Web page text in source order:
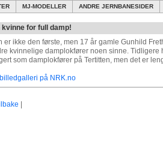
MJ-MODELLER ANDRE JERNBANESIDER
kvinne for full damp!
er ikke den første, men 17 år gamle Gunhild
kvinnelige damplokfører noen sinne. Tidligere
som damplokfører på Tertitten, men det er
på NRK.no